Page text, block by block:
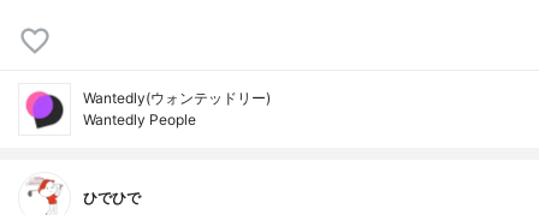
Wantedly(ウォンテッドリー)
Wantedly People
ひでひで